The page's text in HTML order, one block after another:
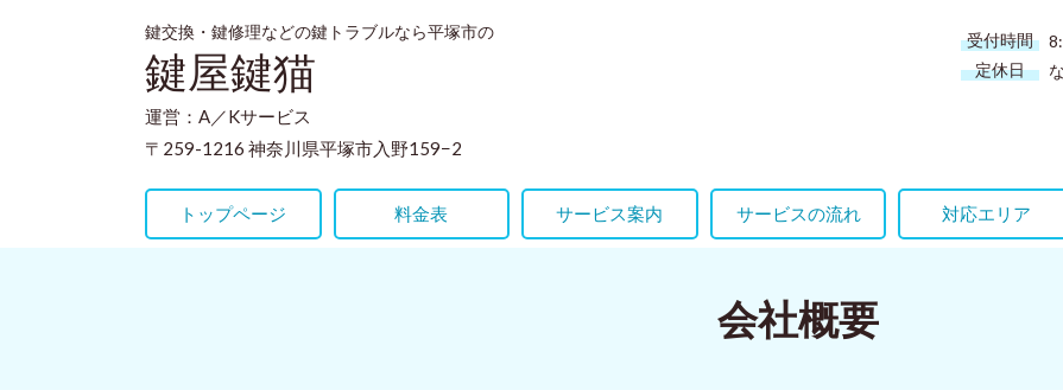
鍵交換・鍵修理などの鍵トラブルなら平塚市の
鍵屋鍵猫
運営：A／Kサービス
〒259-1216 神奈川県平塚市入野159−2
受付時間
定休日
トップページ 料金表 サービス案内 サービスの流れ 対応エリア
会社概要